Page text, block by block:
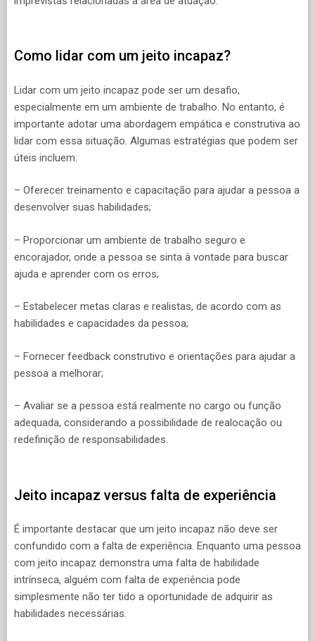
Como lidar com um jeito incapaz?
Lidar com um jeito incapaz pode ser um desafio,
especialmente em um ambiente de trabalho. No entanto, é
importante adotar uma abordagem empática e construtiva ao
lidar com essa situação. Algumas estratégias que podem ser
úteis incluem:
– Oferecer treinamento e capacitação para ajudar a pessoa a
desenvolver suas habilidades;
– Proporcionar um ambiente de trabalho seguro e
encorajador, onde a pessoa se sinta à vontade para buscar
ajuda e aprender com os erros;
– Estabelecer metas claras e realistas, de acordo com as
habilidades e capacidades da pessoa;
– Fornecer feedback construtivo e orientações para ajudar a
pessoa a melhorar;
– Avaliar se a pessoa está realmente no cargo ou função
adequada, considerando a possibilidade de realocação ou
redefinição de responsabilidades.
Jeito incapaz versus falta de experiência
É importante destacar que um jeito incapaz não deve ser
confundido com a falta de experiência. Enquanto uma pessoa
com jeito incapaz demonstra uma falta de habilidade
intrínseca, alguém com falta de experiência pode
simplesmente não ter tido a oportunidade de adquirir as
habilidades necessárias.